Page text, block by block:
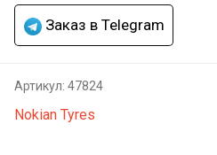
Заказ в Telegram
Артикул: 47824
Nokian Tyres